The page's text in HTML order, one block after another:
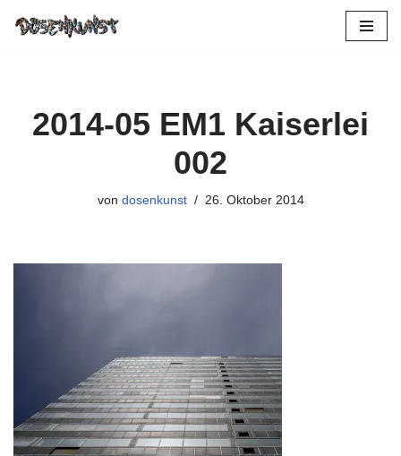
2014-05 EM1 Kaiserlei
002
von dosenkunst 26. Oktober 2014